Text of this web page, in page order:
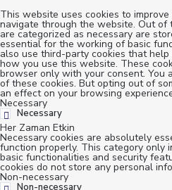
This website uses cookies to
navigate through the website. Out of
are categorized as necessary are
essential for the working of basic
also use third-party cookies that
how you use this website. These
browser only with your consent. You
of these cookies. But opting out of
an effect on your browsing
Necessary
Necessary
Her Zaman Etkin
Necessary cookies are absolutely
function properly. This category only
basic functionalities and security
cookies do not store any personal
Non-necessary
Non-necessary